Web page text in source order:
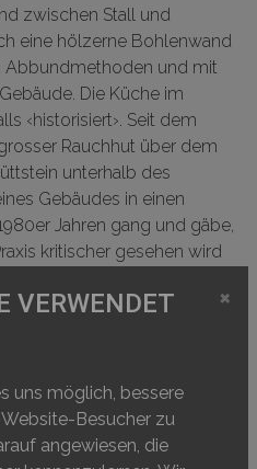
zwischen Stall und
eine hölzerne Bohlenwand
Abbundmethoden und mit
Die Küche im
‹historisiert›. Seit dem
Rauchhut über dem
unterhalb des
Gebäudes in einen
Jahren gang und gäbe,
kritischer gesehen wird
bis heute oft
Inszenierungen. Das
Muttenz zeigt
von solchen
veränderte
Während kurz nach dem
war, was original ist und
VERWENDET
×
uns möglich, bessere
Besucher zu
angewiesen, die